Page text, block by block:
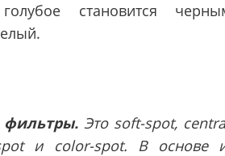
становится
Это soft-spot,
и color-spot. В основе